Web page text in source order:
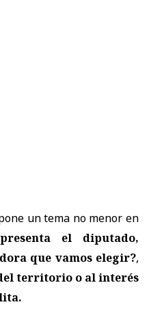
un tema no menor en
el diputado,
que vamos elegir?,
territorio o al interés